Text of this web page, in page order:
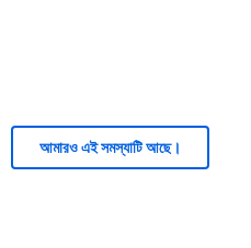
আমারও এই সমস্যাটি আছে।